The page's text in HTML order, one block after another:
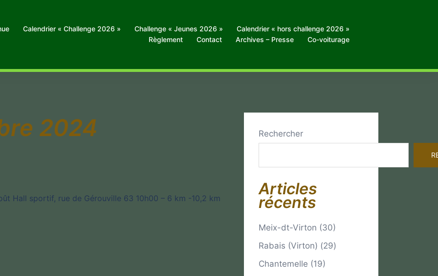
Calendrier « Challenge 2026 » Challenge « Jeunes 2026 »
Calendrier « hors challenge 2026 »
Règlement
Contact Archives – Presse Co-voiturage
2024
Hall sportif, rue de Gérouville 63 10h00 – 6 km -10,2 km
Rechercher
Articles
récents
Meix-dt-Virton (30)
Rabais (Virton) (29)
Chantemelle (19)